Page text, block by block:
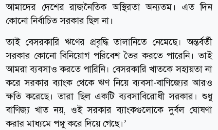
আমাদের দেশের রাজনৈতিক অস্থিরতা অন্যতম। এত দিন
কোনো নির্বাচিত সরকার ছিল না।
তাই বেসরকারি ঋণের প্রবৃদ্ধি তালানিতে নেমেছে। অন্তর্বর্তী
সরকার কোনো বিনিয়োগ পরিবেশ তৈর করতে পারেনি। তাই
আমরা ব্যবসাও করতে পারিনি। বেসরকারি খাতকে সহায়তা না
করে সরকার ব্যাংক থেকে ঋণ নিয়ে ব্যবসা-বাণিজ্যের আরও
ক্ষতি করেছে। তারা ছিল একটি ব্যবসাবিরোধী সরকার। শুধু
বাণিজ্য খাত নয়, ওই সরকার ব্যাংকগুলোকে দুর্বল ঘোষণা
করার মাধ্যমে পঙ্গু করে দিয়ে গেছে।’